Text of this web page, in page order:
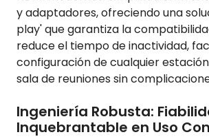
y adaptadores, ofreciendo una
play' que garantiza la
reduce el tiempo de inactividad,
configuración de cualquier
sala de reuniones sin
Ingeniería Robusta:
Inquebrantable en Uso